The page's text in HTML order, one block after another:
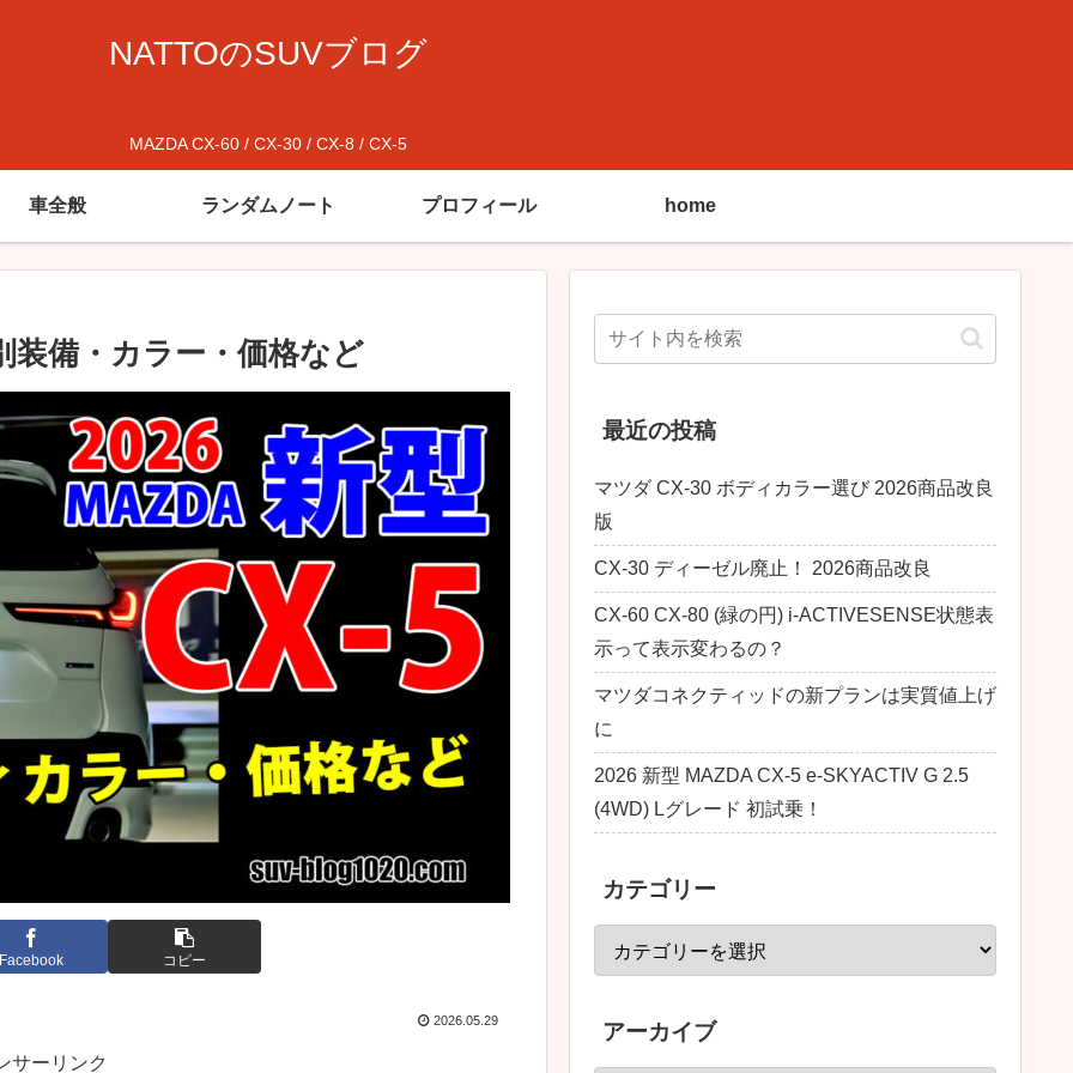
NATTOのSUVブログ
MAZDA CX-60 / CX-30 / CX-8 / CX-5
車全般 ランダムノート プロフィール home
装備・カラー・価格など
Facebook コピー
2026.05.29
サーリンク
最近の投稿
マツダ CX-30 ボディカラー選び 2026商品改良
版
CX-30 ディーゼル廃止！ 2026商品改良
CX-60 CX-80 (緑の円) i-ACTIVESENSE状態表
示って表示変わるの？
マツダコネクティッドの新プランは実質値上げ
に
2026 新型 MAZDA CX-5 e-SKYACTIV G 2.5
(4WD) Lグレード 初試乗！
カテゴリー
アーカイブ